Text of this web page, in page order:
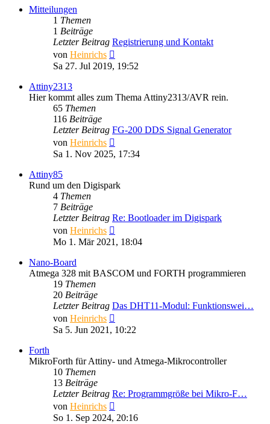
Mitteilungen
1 Themen
1 Beiträge
Letzter Beitrag Registrierung und Kontakt
von Heinrichs
Beitrag
Sa 27. Jul 2019, 19:52
Attiny2313
Hier kommt alles zum Thema Attiny2313/AVR rein.
65 Themen
116 Beiträge
Letzter Beitrag FG-200 DDS Signal Generator
von Heinrichs
Beitrag
Sa 1. Nov 2025, 17:34
Attiny85
Rund um den Digispark
4 Themen
7 Beiträge
Letzter Beitrag Re: Bootloader im Digispark
von Heinrichs
Beitrag
Mo 1. Mär 2021, 18:04
Nano-Board
Atmega 328 mit BASCOM und FORTH programmieren
19 Themen
20 Beiträge
Letzter Beitrag Das DHT11-Modul: Funktionswei…
von Heinrichs
Beitrag
Sa 5. Jun 2021, 10:22
Forth
MikroForth für Attiny- und Atmega-Mikrocontroller
10 Themen
13 Beiträge
Letzter Beitrag Re: Programmgröße bei Mikro-F…
von Heinrichs
Beitrag
So 1. Sep 2024, 20:16